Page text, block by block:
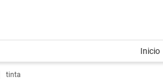
Inicio
tinta